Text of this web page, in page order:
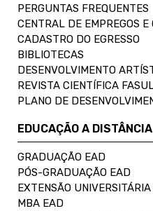
PERGUNTAS FREQUENTES
CENTRAL DE EMPREGOS E
CADASTRO DO EGRESSO
BIBLIOTECAS
DESENVOLVIMENTO
REVISTA CIENTÍFICA
PLANO DE
EDUCAÇÃO A DISTÂNCIA
GRADUAÇÃO EAD
PÓS-GRADUAÇÃO EAD
EXTENSÃO
MBA EAD